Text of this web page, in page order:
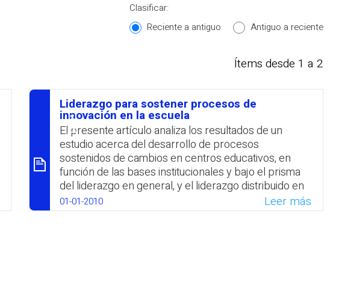
Clasificar:
Reciente a antiguo
Antiguo a reciente
Ítems desde 1 a 2
סיכום
Liderazgo para sostener procesos de
innovación en la escuela
El presente artículo analiza los resultados de un
estudio acerca del desarrollo de procesos
sostenidos de cambios en centros educativos, en
función de las bases institucionales y bajo el prisma
del liderazgo en general, y el liderazgo distribuido en
particular. Este tipo de liderazgo, sostienen los
autores, Julián Lopez Yañez y José M. Lavié
01-01-2010 Leer más